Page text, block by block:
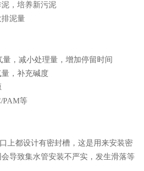
，培养新污泥
泥量
，减小处理量，增加停留时间
，补充碱度
PAM等
上都设计有密封槽，这是用来安装密
导致集水管安装不严实，发生滑落等